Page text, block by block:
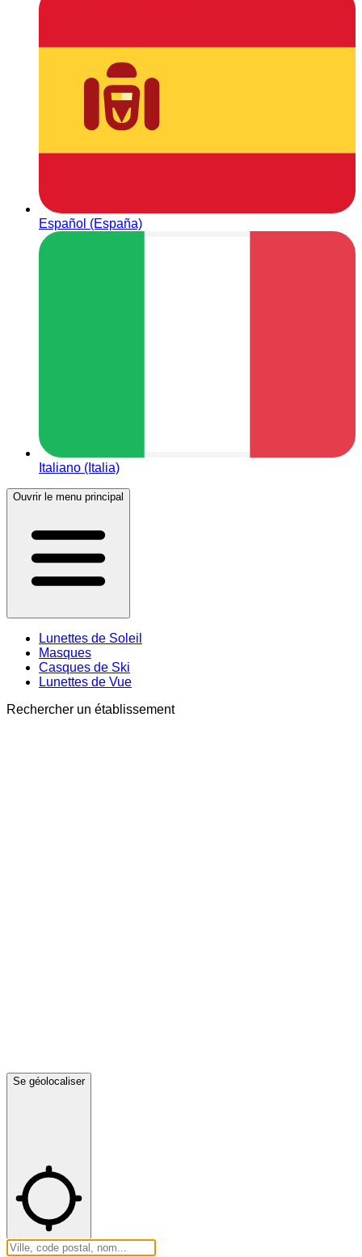
Español (España)
Italiano (Italia)
Ouvrir le menu principal
Lunettes de Soleil
Masques
Casques de Ski
Lunettes de Vue
Rechercher un établissement
Se géolocaliser